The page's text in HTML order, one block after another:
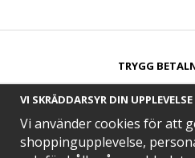
TRYGG
VI SKRÄDDARSYR DIN UPPLEVELSE
Vi använder cookies för att
shoppingupplevelse,